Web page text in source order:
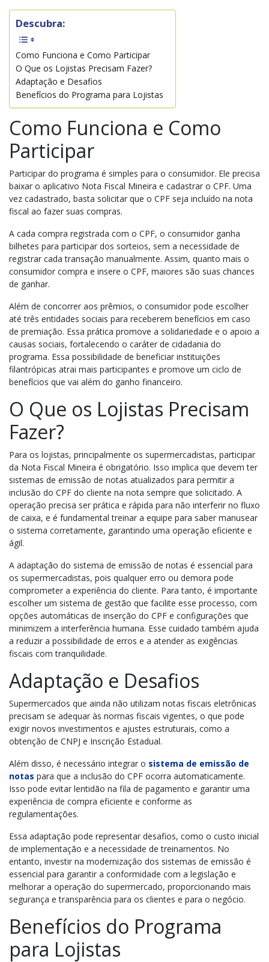
Descubra:
Como Funciona e Como Participar
O Que os Lojistas Precisam Fazer?
Adaptação e Desafios
Benefícios do Programa para Lojistas
Como Funciona e Como
Participar
Participar do programa é simples para o consumidor. Ele precisa
baixar o aplicativo Nota Fiscal Mineira e cadastrar o CPF. Uma
vez cadastrado, basta solicitar que o CPF seja incluído na nota
fiscal ao fazer suas compras.
A cada compra registrada com o CPF, o consumidor ganha
bilhetes para participar dos sorteios, sem a necessidade de
registrar cada transação manualmente. Assim, quanto mais o
consumidor compra e insere o CPF, maiores são suas chances
de ganhar.
Além de concorrer aos prêmios, o consumidor pode escolher
até três entidades sociais para receberem benefícios em caso
de premiação. Essa prática promove a solidariedade e o apoio a
causas sociais, fortalecendo o caráter de cidadania do
programa. Essa possibilidade de beneficiar instituições
filantrópicas atrai mais participantes e promove um ciclo de
benefícios que vai além do ganho financeiro.
O Que os Lojistas Precisam
Fazer?
Para os lojistas, principalmente os supermercadistas, participar
da Nota Fiscal Mineira é obrigatório. Isso implica que devem ter
sistemas de emissão de notas atualizados para permitir a
inclusão do CPF do cliente na nota sempre que solicitado. A
operação precisa ser prática e rápida para não interferir no fluxo
de caixa, e é fundamental treinar a equipe para saber manusear
o sistema corretamente, garantindo uma operação eficiente e
ágil.
A adaptação do sistema de emissão de notas é essencial para
os supermercadistas, pois qualquer erro ou demora pode
comprometer a experiência do cliente. Para tanto, é importante
escolher um sistema de gestão que facilite esse processo, com
opções automáticas de inserção do CPF e configurações que
minimizem a interferência humana. Esse cuidado também ajuda
a reduzir a possibilidade de erros e a atender as exigências
fiscais com tranquilidade.
Adaptação e Desafios
Supermercados que ainda não utilizam notas fiscais eletrônicas
precisam se adequar às normas fiscais vigentes, o que pode
exigir novos investimentos e ajustes estruturais, como a
obtenção de CNPJ e Inscrição Estadual.
Além disso, é necessário integrar o sistema de emissão de
notas para que a inclusão do CPF ocorra automaticamente.
Isso pode evitar lentidão na fila de pagamento e garantir uma
experiência de compra eficiente e conforme as
regulamentações.
Essa adaptação pode representar desafios, como o custo inicial
de implementação e a necessidade de treinamentos. No
entanto, investir na modernização dos sistemas de emissão é
essencial para garantir a conformidade com a legislação e
melhorar a operação do supermercado, proporcionando mais
segurança e transparência para os clientes e para o negócio.
Benefícios do Programa
para Lojistas